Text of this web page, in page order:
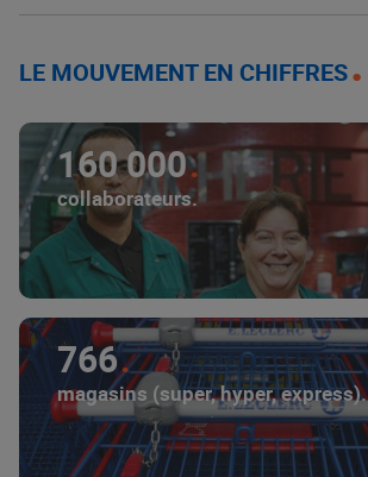
LE MOUVEMENT EN CHIFFRES
160 000
collaborateurs.
766
magasins (super, hyper, express).